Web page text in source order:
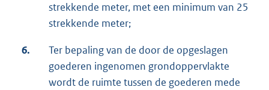
strekkende meter, met een minimum van 25
strekkende meter;
6.
Ter bepaling van de door de opgeslagen
goederen ingenomen grondoppervlakte
wordt de ruimte tussen de goederen mede